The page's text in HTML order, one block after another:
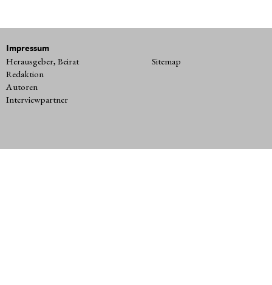
Impressum
Herausgeber, Beirat
Redaktion
Autoren
Interviewpartner
Sitemap